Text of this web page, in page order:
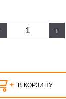
+
+ В КОРЗИНУ